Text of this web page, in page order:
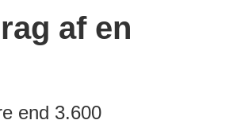
af en
end 3.600